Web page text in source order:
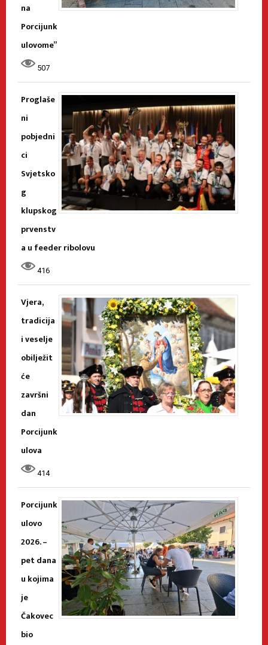
na
Porcijunk
ulovome”
507
Proglaše
ni
pobjedni
ci
Svjetsko
g
klupskog
prvenstv
a u feeder ribolovu
416
Vjera,
tradicija
i veselje
obilježit
će
završni
dan
Porcijunk
ulova
414
Porcijunk
ulovo
2026. –
pet dana
u kojima
je
Čakovec
bio